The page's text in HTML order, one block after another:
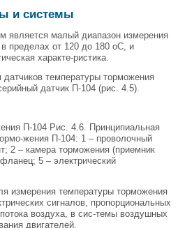
и системы
является малый диапазон измерения
пределах от 120 до 180 оС, и
характе-ристика.
температуры торможения
датчик П-104 (рис. 4.5).
П-104 Рис. 4.6. Принципиальная
жения П-104: 1 – проволочный
2 – камера торможения (приемник
5 – электрический
измерения температуры торможения
сигналов, пропорциональных
воздуха, в сис-темы воздушных
двигателей.